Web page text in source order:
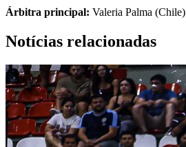
Árbitra principal: Valeria Palma (Chile)
Notícias relacionadas